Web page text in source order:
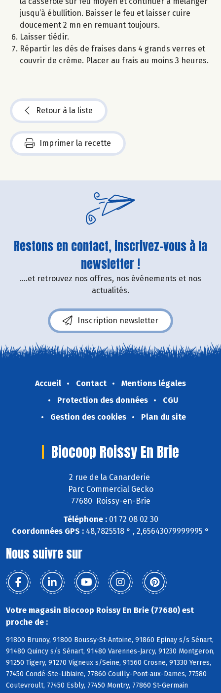
jusqu’à ébullition. Baisser le feu et laisser cuire
doucement 2 mn en remuant toujours.
Laisser tiédir.
Répartir les dés de fraises dans 4 grands verres et
couvrir de crème. Placer au frais au moins 3 heures.
Retour à la liste
Imprimer la recette
Restons en contact, inscrivez-vous à la
newsletter !
....et retrouvez nos offres, nos événements et nos
actualités.
Inscription newsletter
Accueil Contact
Mentions légales
Protection des données
CGU
Gestion des cookies
Plan du site
Biocoop Roissy En Brie
2 rue de la Canarderie
Parc Commercial Gecko
77680 Roissy-en-Brie
Téléphone :01 72 08 02 30
Coordonnées GPS : 48,7825518 ° , 2,65643079999995 °
Nous suivre sur
Votre magasin Biocoop Roissy En Brie (77680) est
proche de :
91800 Brunoy, 91800 Boussy-St-Antoine, 91860 Epinay s/s Sénart,
91480 Quincy s/s Sénart, 91480 Varennes-Jarcy, 91230 Montgeron,
91250 Tigery, 91270 Vigneux s/Seine, 91560 Crosne, 91330 Yerres,
77450 Condé-Ste-Libiaire, 77860 Couilly-Pont-aux-Dames, 77580
Coutevroult, 77450 Esbly, 77450 Montry, 77860 St-Germain